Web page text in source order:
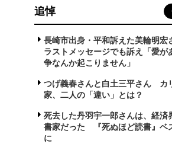
追悼
長崎市出身・平和訴えた美輪明
ラストメッセージでも訴え「愛
争なんか起こりません」
つげ義春さんと白土三平さん カ
家、二人の「違い」とは？
死去した丹羽宇一郎さんは、経済
書家だった 『死ぬほど読書』ベ
に